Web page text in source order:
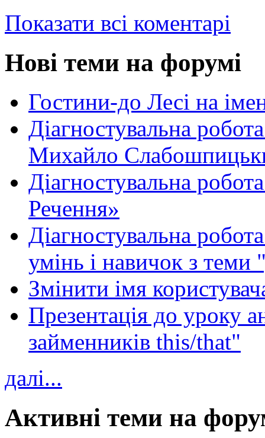
Показати всі коментарі
Нові теми на форумі
Гостини-до Лесі на
Діагностувальна
Михайло
Діагностувальна
Речення»
Діагностувальна
умінь і навичок з теми
Змінити імя
Презентація до уроку
займенників this/that"
далі...
Активні теми на